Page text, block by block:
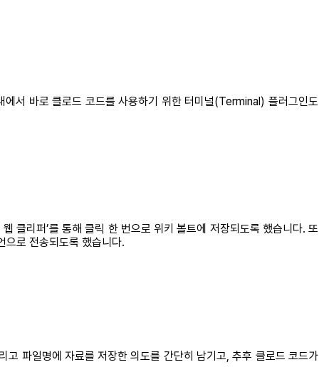
서 바로 클로드 코드를 사용하기 위한 터미널(Terminal) 플러그인도
클리퍼’를 통해 클릭 한 번으로 위키 볼트에 저장되도록 했습니다. 또
으로 전송되도록 했습니다.
파일명에 자료를 저장한 의도를 간단히 남기고, 추후 클로드 코드가